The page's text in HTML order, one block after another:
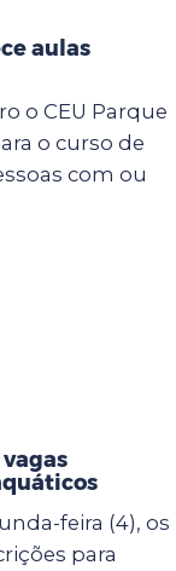
aulas
o CEU Parque
o curso de
com ou
feira (4), os
para